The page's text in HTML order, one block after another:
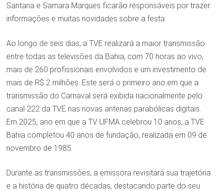
Santana e Samara Marques ficarão responsáveis por trazer
informações e muitas novidades sobre a festa.
Ao longo de seis dias, a TVE realizará a maior transmissão
entre todas as televisões da Bahia, com 70 horas ao vivo,
mais de 260 profissionais envolvidos e um investimento de
mais de R$ 2 milhões. Este será o primeiro ano em que a
transmissão do Carnaval será exibida nacionalmente pelo
canal 222 da TVE nas novas antenas parabólicas digitais.
Em 2025, ano em que a TV UFMA celebrou 10 anos, a TVE
Bahia completou 40 anos de fundação, realizada em 09 de
novembro de 1985.
Durante as transmissões, a emissora revisitará sua trajetória
e a história de quatro décadas, destacando parte do seu